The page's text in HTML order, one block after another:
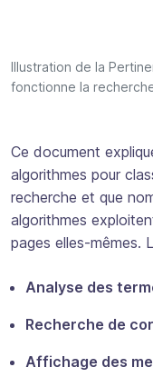
Illustration de la
fonctionne la
Ce document
algorithmes pour
recherche et que
algorithmes
pages elles-mêmes.
Analyse des
Recherche de
Affichage des